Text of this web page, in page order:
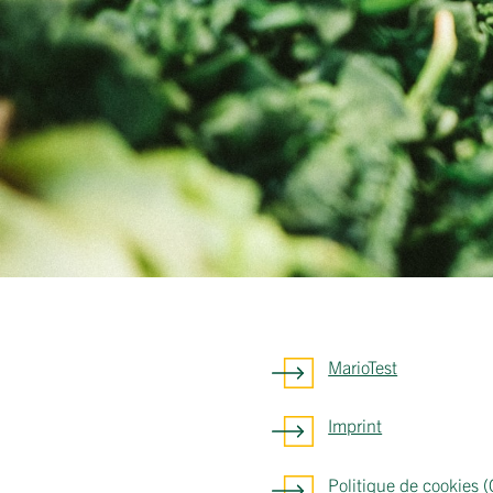
MarioTest
Imprint
Politique de cookies